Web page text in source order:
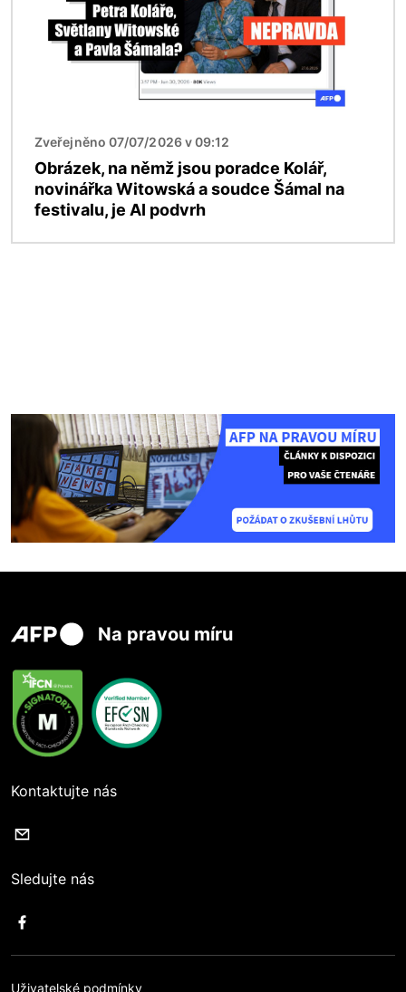
Zveřejněno 07/07/2026 v 09:12
Obrázek, na němž jsou poradce Kolář,
novinářka Witowská a soudce Šámal na
festivalu, je AI podvrh
Na pravou míru
Kontaktujte nás
Sledujte nás
Uživatelské podmínky